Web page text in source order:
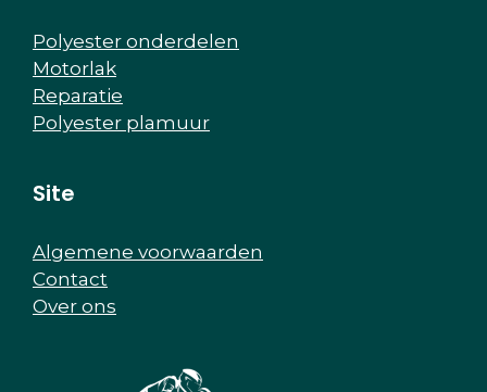
Polyester onderdelen
Motorlak
Reparatie
Polyester plamuur
Site
Algemene voorwaarden
Contact
Over ons